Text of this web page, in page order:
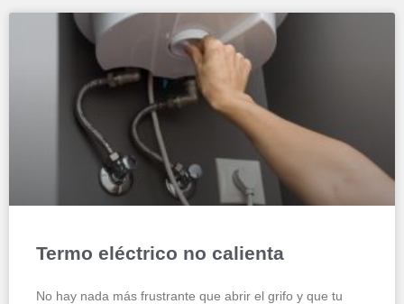
Termo eléctrico no calienta
No hay nada más frustrante que abrir el grifo y que tu